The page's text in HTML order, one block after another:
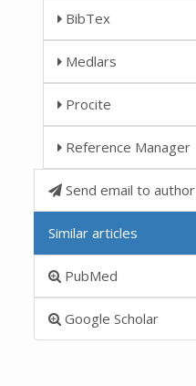
BibTex
Medlars
Procite
Reference Manager
Send email to author
Similar articles
PubMed
Google Scholar